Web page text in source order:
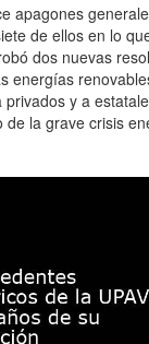
apagones
de ellos en lo
dos nuevas
energías
y a
de la grave crisis